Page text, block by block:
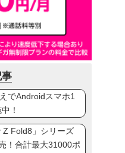
でAndroidスマホ1
！
Z Fold8」シリーズ
！合計最大31000ポ